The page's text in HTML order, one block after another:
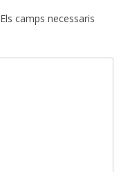
Els camps necessaris